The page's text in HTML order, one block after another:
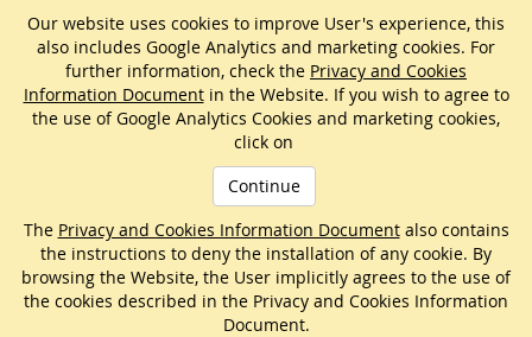
Our website uses cookies to improve User's experience, this
also includes Google Analytics and marketing cookies. For
further information, check the Privacy and Cookies
Information Documentin the Website. If you wish to agree to
the use of Google Analytics Cookies and marketing cookies,
click on
Continue
The Privacy and Cookies Information Documentalso contains
the instructions to deny the installation of any cookie. By
browsing the Website, the User implicitly agrees to the use of
the cookies described in the Privacy and Cookies Information
Document.